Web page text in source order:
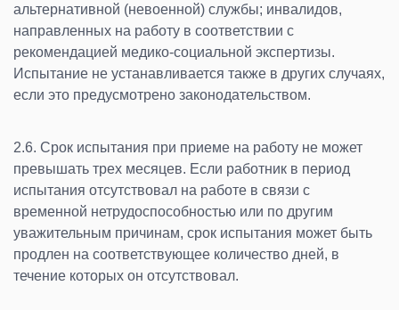
альтернативной (невоенной) службы; инвалидов,
направленных на работу в соответствии с
рекомендацией медико-социальной экспертизы.
Испытание не устанавливается также в других случаях,
если это предусмотрено законодательством.
2.6. Срок испытания при приеме на работу не может
превышать трех месяцев. Если работник в период
испытания отсутствовал на работе в связи с
временной нетрудоспособностью или по другим
уважительным причинам, срок испытания может быть
продлен на соответствующее количество дней, в
течение которых он отсутствовал.